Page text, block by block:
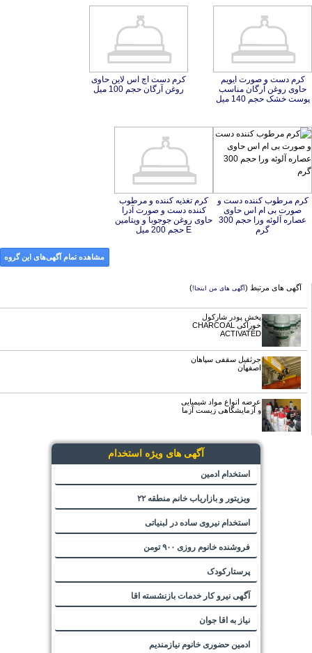
کرم دست و صورت ایویم
حاوی روغن آرگان مناسب
پوست خشک حجم 140 میل
کرم دست اچ اس لاین حاوی
روغن آرگان حجم 100 میل
کرم مرطوب کننده دست و
صورت بی ام اس حاوی
عصاره آلوئه ورا حجم 300
گرم
کرم تغذیه کننده و مرطوب
کننده دست و صورت آدرا
حاوی روغن جوجوبا و ویتامین
E حجم 200 میل
مشاهده تمام آگهی‌های این گروه
آگهی های مرتبط (آگهی های من اینجا!)
پخش پودر شارکول
خوراکی CHARCOAL
ACTIVATED
جرثقیل سقفی سپاهان
اصفهان
عرضه انواع مواد شیمیایی
و آزمایشگاهی زیست آزما
آگهی های ویژه استخدام
استخدام ادمین
ویزیتور و بازاریاب خانم منطقه ۲۲
استخدام نیروی ساده در لبنیاتی
فروشنده خانوم روزی ۹۰۰ تومن
پرستارکودک
آگهی نیرو کار خدمات بازنشسته اقا
نیاز به اقا جوان
ادمین حضوری خانوم نیازمندیم